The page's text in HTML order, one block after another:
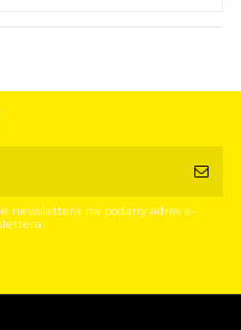
newslettera na podany adres e-